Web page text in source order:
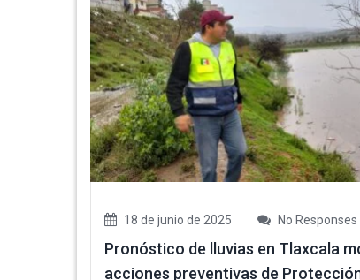
18 de junio de 2025 No Responses
Pronóstico de lluvias en Tlaxcala
acciones preventivas de